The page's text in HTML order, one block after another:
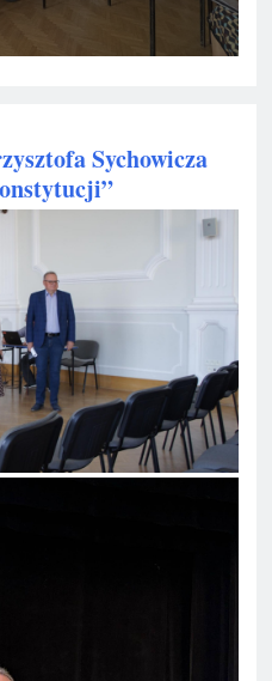
Sychowicza